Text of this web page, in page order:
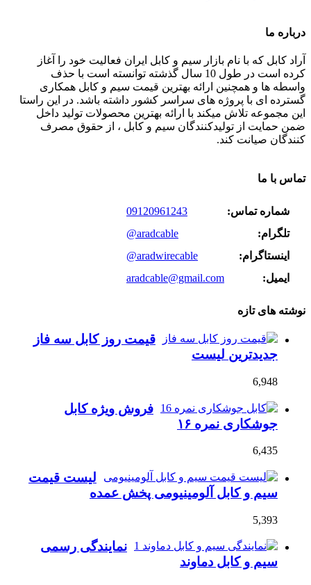
درباره ما
آراد کابل که با نام بازار سیم و کابل ایران فعالیت خود را آغاز
کرده است در طول 10 سال گذشته توانسته است با حذف
واسطه ها و همچنین ارائه بهترین قیمت سیم و کابل همکاری
گسترده ای با پروژه های سراسر کشور داشته باشد. در این راستا
این مجموعه تلاش میکند با ارائه بهترین محصولات تولید داخل
ضمن حمایت از تولیدکنندگان سیم و کابل ، از حقوق مصرف
کنندگان صیانت کند.
تماس با ما
شماره تماس:
09120961243
تلگرام:
@aradcable
اینستاگرام:
@aradwirecable
ایمیل:
aradcable@gmail.com
نوشته های تازه
قیمت روز کابل سه فاز
جدیدترین لیست
6,948
فروش ویژه کابل
جوشکاری نمره ۱۶
6,435
لیست قیمت
سیم و کابل آلومینیومی پخش عمده
5,393
نمایندگی رسمی
سیم و کابل دماوند